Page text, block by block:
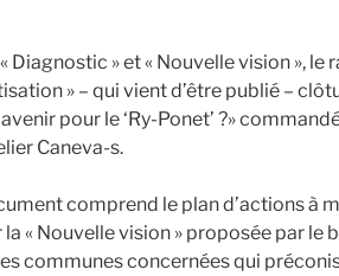
Diagnostic » et « Nouvelle vision », le
» – qui vient d’être publié –
avenir pour le ‘Ry-Ponet’ ?»
Caneva-s.
comprend le plan d’actions à
« Nouvelle vision » proposée par le
communes concernées qui